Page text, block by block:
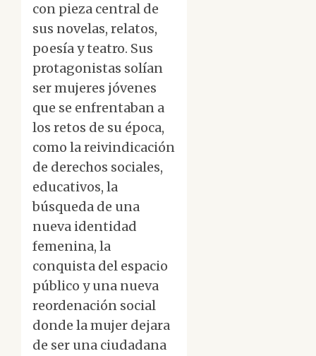
con pieza central de
sus novelas, relatos,
poesía y teatro. Sus
protagonistas solían
ser mujeres jóvenes
que se enfrentaban a
los retos de su época,
como la reivindicación
de derechos sociales,
educativos, la
búsqueda de una
nueva identidad
femenina, la
conquista del espacio
público y una nueva
reordenación social
donde la mujer dejara
de ser una ciudadana